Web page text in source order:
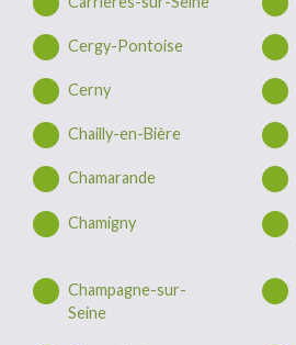
Cergy-Pontoise
Cerny
Chailly-en-Bière
Chamarande
Chamigny
Champagne-sur-
Seine